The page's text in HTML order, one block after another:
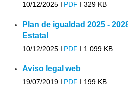
10/12/2025 I PDF I 329 KB
Plan de igualdad 2025 -
Estatal
10/12/2025 I PDF I 1.099 KB
Aviso legal web
19/07/2019 I PDF I 199 KB